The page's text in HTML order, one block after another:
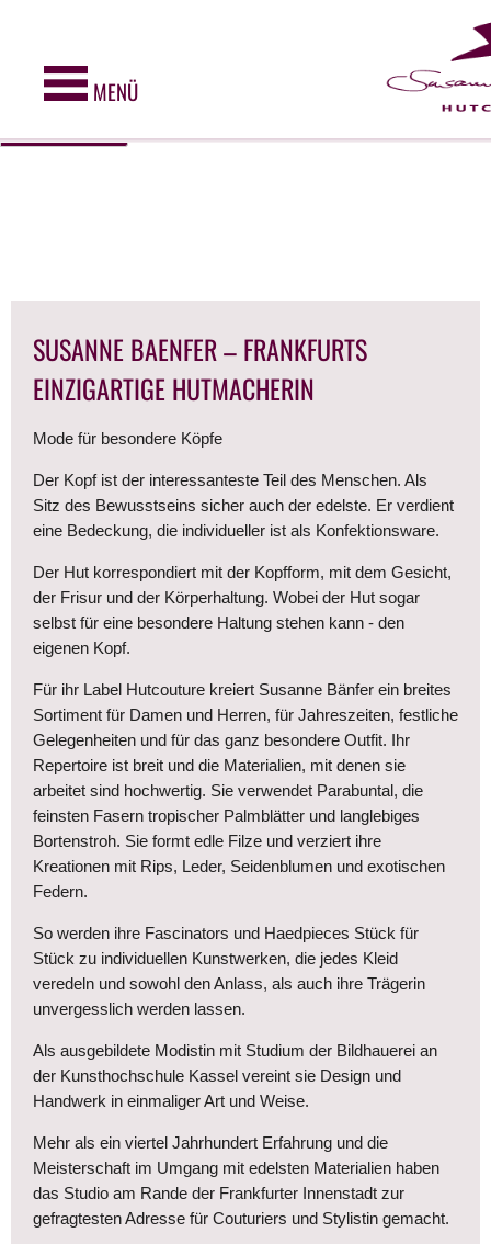
Benutzerführung und Webanalyse verwendet und helfen dabei, diese
Webseite zu verbessern. Durch die weitere Nutzung dieser
Webseite erklären Sie sich mit unserer Cookie-Police einverstanden.
MENÜ
SUSANNE BAENFER – FRANKFURTS
EINZIGARTIGE HUTMACHERIN
Mode für besondere Köpfe
Der Kopf ist der interessanteste Teil des Menschen. Als
Sitz des Bewusstseins sicher auch der edelste. Er verdient
eine Bedeckung, die individueller ist als Konfektionsware.
Der Hut korrespondiert mit der Kopfform, mit dem Gesicht,
der Frisur und der Körperhaltung. Wobei der Hut sogar
selbst für eine besondere Haltung stehen kann - den
eigenen Kopf.
Für ihr Label Hutcouture kreiert Susanne Bänfer ein breites
Sortiment für Damen und Herren, für Jahreszeiten, festliche
Gelegenheiten und für das ganz besondere Outfit. Ihr
Repertoire ist breit und die Materialien, mit denen sie
arbeitet sind hochwertig. Sie verwendet Parabuntal, die
feinsten Fasern tropischer Palmblätter und langlebiges
Bortenstroh. Sie formt edle Filze und verziert ihre
Kreationen mit Rips, Leder, Seidenblumen und exotischen
Federn.
So werden ihre Fascinators und Haedpieces Stück für
Stück zu individuellen Kunstwerken, die jedes Kleid
veredeln und sowohl den Anlass, als auch ihre Trägerin
unvergesslich werden lassen.
Als ausgebildete Modistin mit Studium der Bildhauerei an
der Kunsthochschule Kassel vereint sie Design und
Handwerk in einmaliger Art und Weise.
Mehr als ein viertel Jahrhundert Erfahrung und die
Meisterschaft im Umgang mit edelsten Materialien haben
das Studio am Rande der Frankfurter Innenstadt zur
gefragtesten Adresse für Couturiers und Stylistin gemacht.